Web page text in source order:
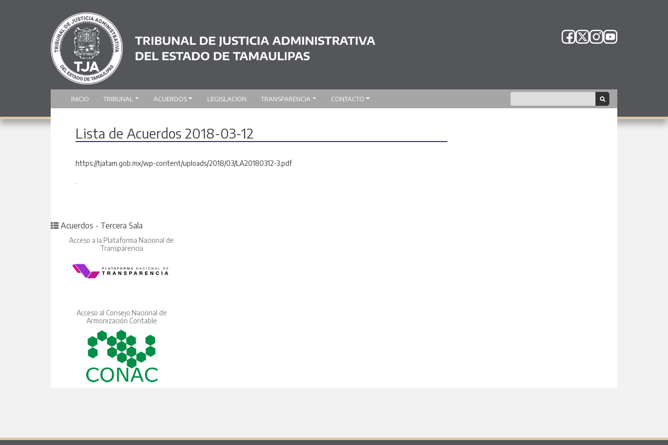
INICIO TRIBUNAL ACUERDOS LEGISLACIÓN TRANSPARENCIA CONTACTO
Lista de Acuerdos 2018-03-12
https://tjatam.gob.mx/wp-content/uploads/2018/03/LA20180312-3.pdf
.
Posted in
Acuerdos - Tercera Sala
Acceso a la Plataforma Nacional de
Transparencia
Acceso al Consejo Nacional de
Armonización Contable